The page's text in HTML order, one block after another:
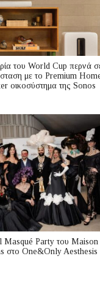
του World Cup περνά
με το Premium
οικοσύστημα της Sonos
Masqué Party του Maison
στο One&Only Aesthesis